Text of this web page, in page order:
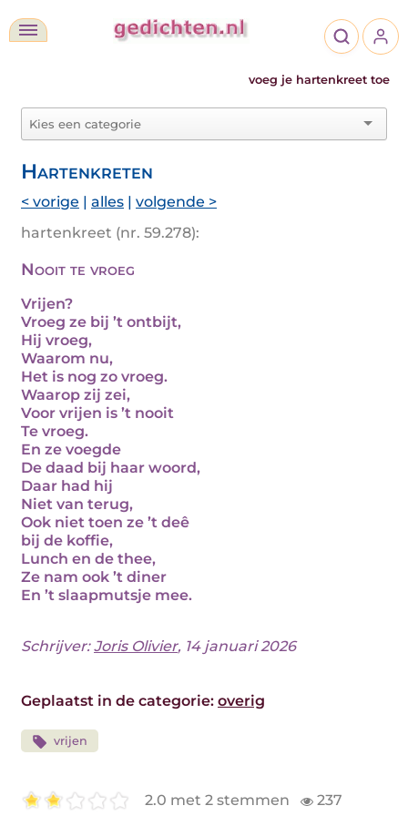
voeg je hartenkreet toe
Hartenkreten
< vorige | alles | volgende >
hartenkreet (nr. 59.278):
Nooit te vroeg
Vrijen?
Vroeg ze bij ’t ontbijt,
Hij vroeg,
Waarom nu,
Het is nog zo vroeg.
Waarop zij zei,
Voor vrijen is ’t nooit
Te vroeg.
En ze voegde
De daad bij haar woord,
Daar had hij
Niet van terug,
Ook niet toen ze ’t deê
bij de koffie,
Lunch en de thee,
Ze nam ook ’t diner
En ’t slaapmutsje mee.
Schrijver:Joris Olivier, 14 januari 2026
Geplaatst in de categorie: overig
vrijen
2.0 met 2 stemmen 237